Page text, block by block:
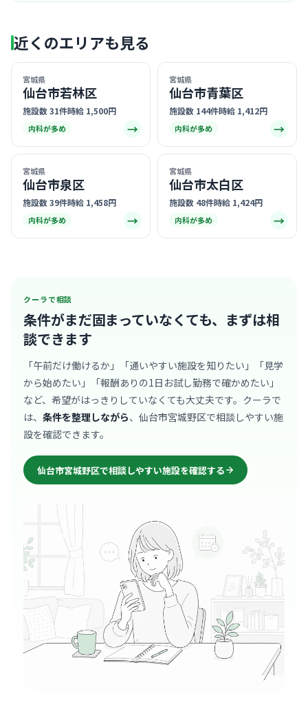
近くのエリアも見る
宮城県
仙台市若林区
施設数 31件時給 1,500円
内科が多め →
宮城県
仙台市青葉区
施設数 144件時給 1,412円
内科が多め →
宮城県
仙台市泉区
施設数 39件時給 1,458円
内科が多め →
宮城県
仙台市太白区
施設数 48件時給 1,424円
内科が多め →
クーラで相談
条件がまだ固まっていなくても、 まずは相
談できます
「午前だけ働けるか」「通いやすい施設を知りたい」「見学
から始めたい」「報酬ありの1日お試し勤務で確かめたい」
など、希望がはっきりしていなくても大丈夫です。クーラで
は、 条件を整理しながら、仙台市宮城野区で相談しやすい施
設を確認できます。
仙台市宮城野区で相談しやすい施設を確認する